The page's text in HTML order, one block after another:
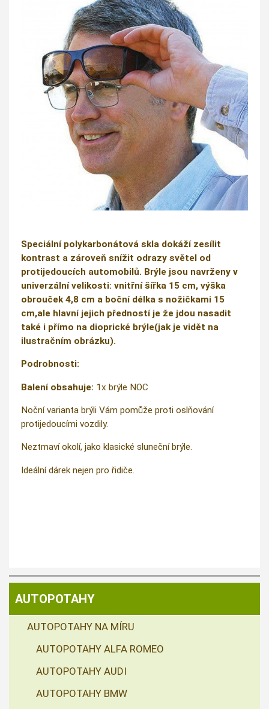
Speciální polykarbonátová skla dokáží zesílit
kontrast a zároveň snížit odrazy světel od
protijedoucích automobilů. Brýle jsou navrženy v
univerzální velikosti: vnitřní šířka 15 cm, výška
obrouček 4,8 cm a boční délka s nožičkami 15
cm,ale hlavní jejich předností je že jdou nasadit
také i přímo na dioprické brýle(jak je vidět na
ilustračním obrázku).
Podrobnosti:
Balení obsahuje: 1x brýle NOC
Noční varianta brýli Vám pomůže proti oslňování
protijedoucími vozdily.
Neztmaví okolí, jako klasické sluneční brýle.
Ideální dárek nejen pro řidiče.
AUTOPOTAHY
AUTOPOTAHY NA MÍRU
AUTOPOTAHY ALFA ROMEO
AUTOPOTAHY AUDI
AUTOPOTAHY BMW